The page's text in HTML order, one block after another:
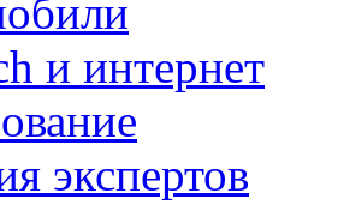
и интернет
экспертов